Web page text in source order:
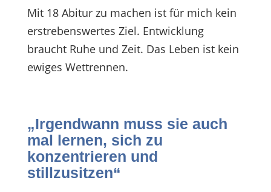
Mit 18 Abitur zu machen ist für mich kein
erstrebenswertes Ziel. Entwicklung
braucht Ruhe und Zeit. Das Leben ist kein
ewiges Wettrennen.
„Irgendwann muss sie auch
mal lernen, sich zu
konzentrieren und
stillzusitzen“